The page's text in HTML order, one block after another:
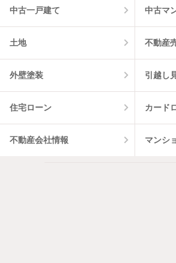
中古一戸建て 中古マ
土地 不動産
外壁塗装 引越し
住宅ローン カード
不動産会社情報 マンシ